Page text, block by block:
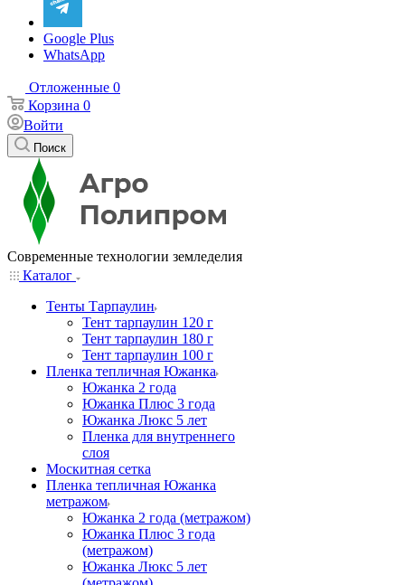
Google Plus
WhatsApp
Отложенные 0
Корзина 0
Войти
Поиск
Современные технологии земледелия
Каталог
Тенты Тарпаулин
Тент тарпаулин 120 г
Тент тарпаулин 180 г
Тент тарпаулин 100 г
Пленка тепличная Южанка
Южанка 2 года
Южанка Плюс 3 года
Южанка Люкс 5 лет
Пленка для внутреннего
слоя
Москитная сетка
Пленка тепличная Южанка
метражом
Южанка 2 года (метражом)
Южанка Плюс 3 года
(метражом)
Южанка Люкс 5 лет